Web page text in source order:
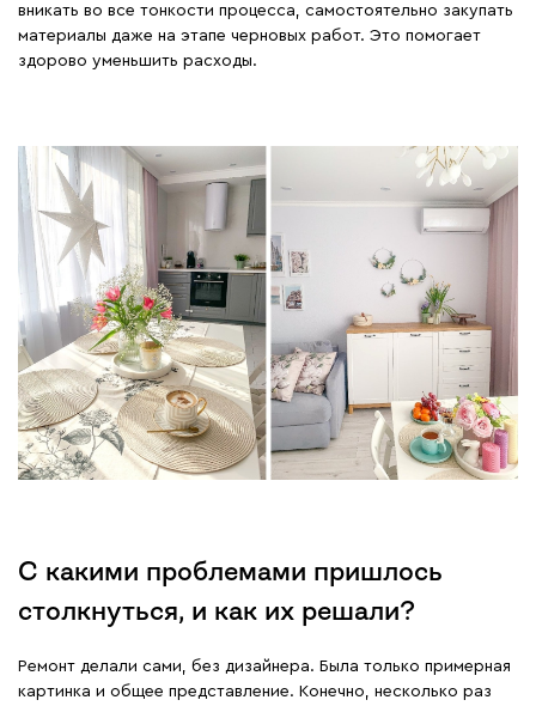
вникать во все тонкости процесса, самостоятельно закупать
материалы даже на этапе черновых работ. Это помогает
здорово уменьшить расходы.
С какими проблемами пришлось
столкнуться, и как их решали?
Ремонт делали сами, без дизайнера. Была только примерная
картинка и общее представление. Конечно, несколько раз